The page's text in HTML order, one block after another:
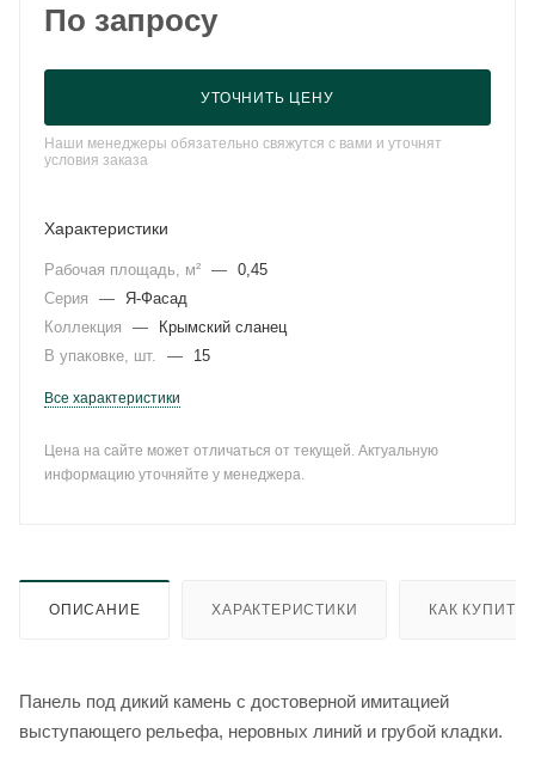
По запросу
УТОЧНИТЬ ЦЕНУ
Наши менеджеры обязательно свяжутся с вами и уточнят
условия заказа
Характеристики
Рабочая площадь, м² — 0,45
Серия
—
Я-Фасад
Коллекция
—
Крымский сланец
В упаковке, шт.
— 15
Все характеристики
Цена на сайте может отличаться от текущей. Актуальную
информацию уточняйте у менеджера.
ОПИСАНИЕ ХАРАКТЕРИСТИКИ КАК КУПИТЬ
Панель под дикий камень с достоверной имитацией
выступающего рельефа, неровных линий и грубой кладки.